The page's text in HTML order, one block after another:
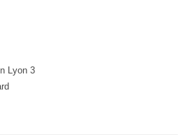
Lyon 3